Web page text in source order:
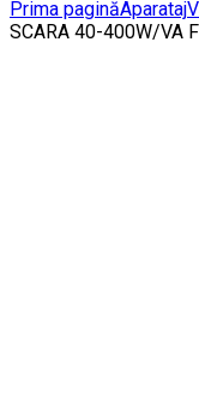
Prima paginăAparataj
SCARA 40-400W/VA